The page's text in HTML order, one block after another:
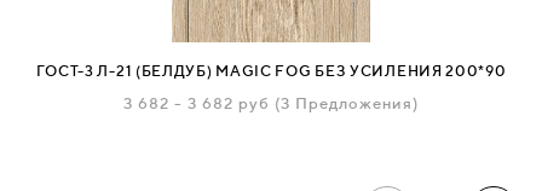
ГОСТ-3 Л-21 (БЕЛДУБ) MAGIC FOG БЕЗ УСИЛЕНИЯ 200*90
3 682 - 3 682 руб (3 Предложения)